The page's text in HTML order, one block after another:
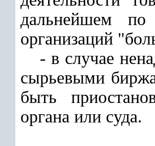
дальнейшем
организаций
- в случае
сырьевыми
быть
органа или суда.